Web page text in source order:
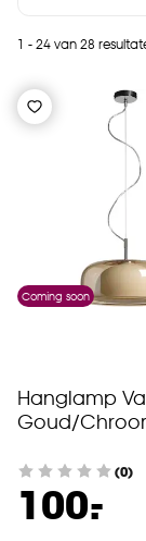
1 - 24 van 28
Coming soon
Hanglamp
Goud/
(0)
100.
-